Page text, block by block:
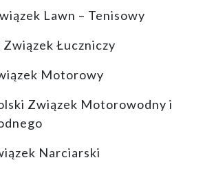
Lawn – Tenisowy
Związek Łuczniczy
Motorowy
Związek Motorowodny i
Narciarski